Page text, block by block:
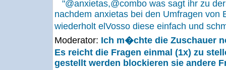
"@anxietas,@combo was sagt ihr zu
nachdem anxietas bei den Umfragen von
wiederholt elVosso diese einfach und
Moderator: Ich m�chte die Zuschauer
Es reicht die Fragen einmal (1x) zu
gestellt werden blockieren sie andere